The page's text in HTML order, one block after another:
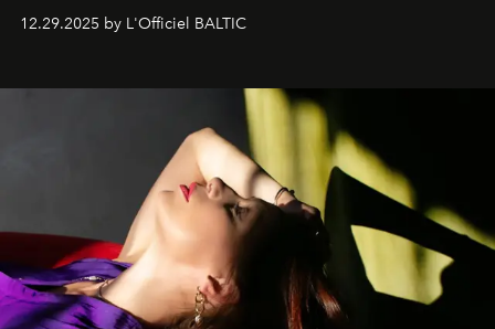
современностью.
12.29.2025 by L'Officiel BALTIC